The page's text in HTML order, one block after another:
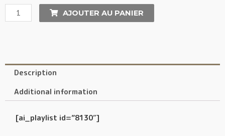
AJOUTER AU PANIER
Description
Additional information
[ai_playlist id=”8130″]